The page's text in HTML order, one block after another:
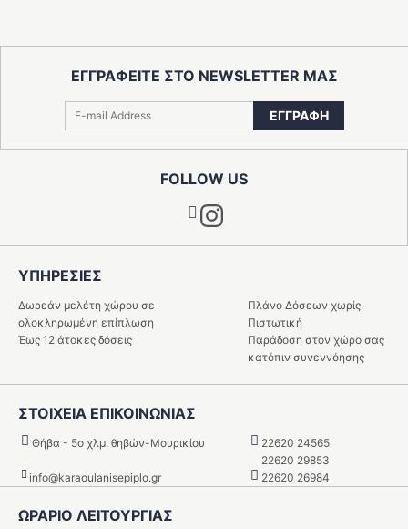
FOLLOW US
Instagram
ΕΓΓΡΑΦΕΙΤΕ ΣΤΟ NEWSLETTER ΜΑΣ
ΕΓΓΡΑΦΗ
ΩΡΑΡΙΟ ΛΕΙΤΟΥΡΓΙΑΣ
ΥΠΗΡΕΣIΕΣ
Δωρεάν μελέτη χώρου σε
ολοκληρωμένη επίπλωση
Πλάνο Δόσεων χωρίς
Πιστωτική
Έως 12 άτοκες δόσεις
Παράδοση στον χώρο σας
κατόπιν συνεννόησης
ΣΤΟΙΧΕΙΑ ΕΠΙΚΟΙΝΩΝΙΑΣ
Θήβα - 5o χλμ. θηβών-Μουρικίου
22620 24565
22620 29853
info@karaoulanisepiplo.gr
22620 26984